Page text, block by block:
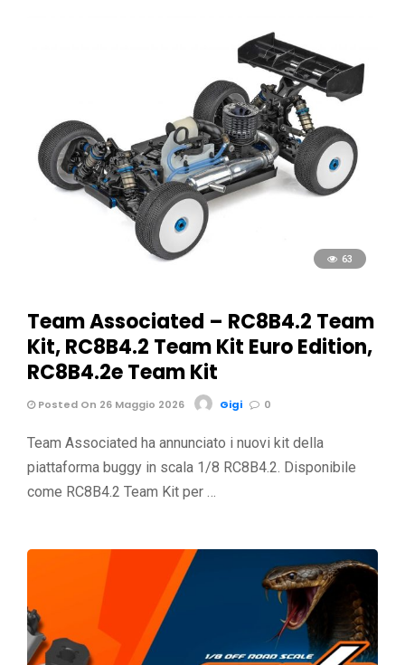
63
Team Associated – RC8B4.2 Team
Kit, RC8B4.2 Team Kit Euro Edition,
RC8B4.2e Team Kit
Posted On 26 Maggio 2026 Gigi 0
Team Associated ha annunciato i nuovi kit della
piattaforma buggy in scala 1/8 RC8B4.2. Disponibile
come RC8B4.2 Team Kit per …